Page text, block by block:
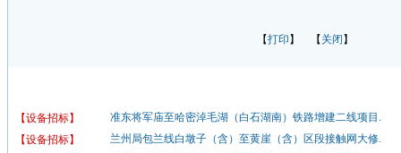
【打印 】 【 关闭 】
【设备招标】
准东将军庙至哈密淖毛湖（白石湖南）铁路增建二线项目.
【设备招标】
兰州局包兰线白墩子（含）至黄崖（含）区段接触网大修.